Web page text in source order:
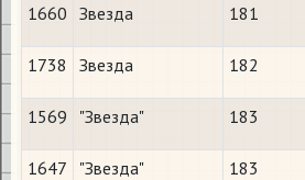
1660 Звезда 181
1738 Звезда 182
1569 "Звезда" 183
1647 "Звезда" 183